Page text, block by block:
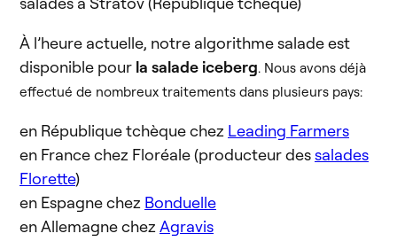
À l’heure actuelle, notre algorithme salade est
disponible pour la salade iceberg. Nous avons déjà
effectué de nombreux traitements dans plusieurs pays:
en République tchèque chez Leading Farmers
en France chez Floréale (producteur dessalades
Florette)
en Espagne chez Bonduelle
en Allemagne chez Agravis